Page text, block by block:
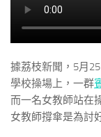
據荔枝新聞，5月
學校操場上，一群
而一名女教師站在
女教師撐傘是為討